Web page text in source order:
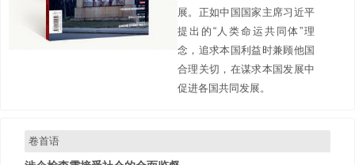
展。正如中国国家主席习近平
提出的“人类命运共同体”理
念，追求本国利益时兼顾他国
合理关切，在谋求本国发展中
促进各国共同发展。
卷首语